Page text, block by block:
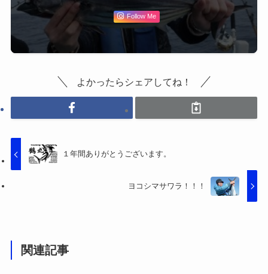
Follow Me
よかったらシェアしてね！
１年間ありがとうございます。
ヨコシマサワラ！！！
関連記事